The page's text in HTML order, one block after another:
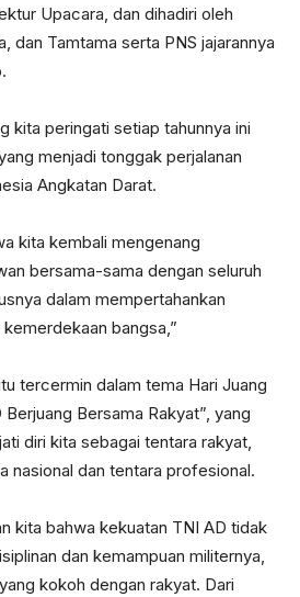
Upacara, dan dihadiri oleh
dan Tamtama serta PNS jajarannya
kita peringati setiap tahunnya ini
menjadi tonggak perjalanan
Angkatan Darat.
kita kembali mengenang
bersama-sama dengan seluruh
dalam mempertahankan
bangsa,”
tercermin dalam tema Hari Juang
Bersama Rakyat”, yang
diri kita sebagai tentara rakyat,
nasional dan tentara profesional.
kita bahwa kekuatan TNI AD tidak
dan kemampuan militernya,
kokoh dengan rakyat. Dari